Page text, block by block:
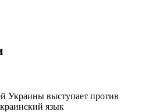
Украины выступает против
язык